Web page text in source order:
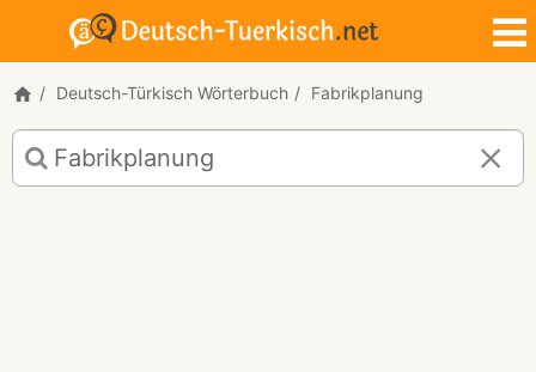
Deutsch-Türkisch Wörterbuch Fabrikplanung
Deutsch-
Türkisch
Übersetzung